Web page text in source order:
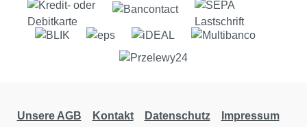
Unsere AGB Kontakt Datenschutz Impressum